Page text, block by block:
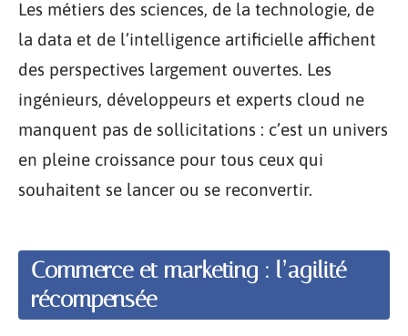
Les métiers des sciences, de la technologie, de
la data et de l’intelligence artificielle affichent
des perspectives largement ouvertes. Les
ingénieurs, développeurs et experts cloud ne
manquent pas de sollicitations : c’est un univers
en pleine croissance pour tous ceux qui
souhaitent se lancer ou se reconvertir.
Commerce et marketing : l’agilité
récompensée